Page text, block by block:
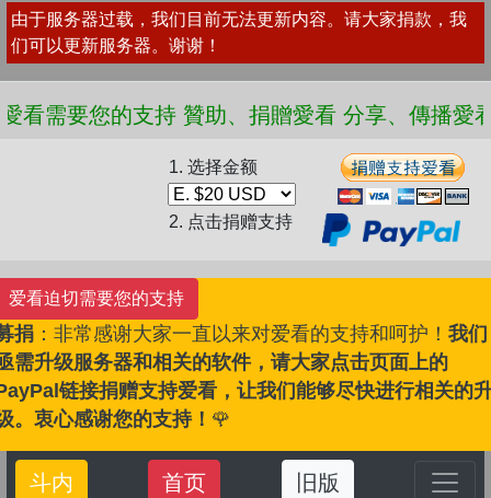
由于服务器过载，我们目前无法更新内容。请大家捐款，我
们可以更新服务器。谢谢！
需要您的支持 贊助、捐贈愛看 分享、傳播愛看
1. 选择金额
2. 点击捐赠支持
爱看迫切需要您的支持
捐 ：非常感谢大家一直以来对爱看的支持和呵护！ 我们
需升级服务器和相关的软件，请大家点击页面上的
链接捐赠支持爱看，让我们能够尽快进行相关的
。衷心感谢您的支持！ 🌹
斗内 首页 旧版